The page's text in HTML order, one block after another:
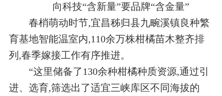
向科技“含新量”要品牌“含金量”
春梢萌动时节,宜昌秭归县九畹溪镇良种繁
育基地智能温室内,110余万株柑橘苗木整齐排
列,春季嫁接工作有序推进。
“这里储备了130余种柑橘种质资源,通过引
进、选育,筛选出了适宜三峡库区不同海拔的